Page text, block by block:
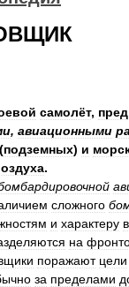
самолёт,
, авиационными
(подземных) и
.
сложного
и характеру
на
поражают цели
за пределами